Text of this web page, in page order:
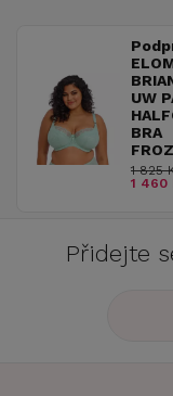
UW
BRA
1 825
1 460
Přidejte